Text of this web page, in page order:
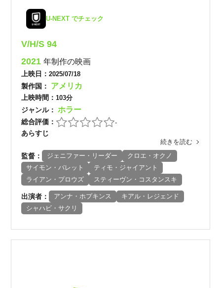
U-NEXT でチェック
V/H/S 94
2021年制作の映画
上映日：2025/07/18
製作国： アメリカ
上映時間： 103分
ジャンル：ホラー
総合評価： -
あらすじ
続きを読む
監督： ジェニファー・リーダー
クロエ・オクノ
サイモン・バレット
ティモ・ジャイアント
ライアン・プロウズ
スティーヴン・コスタンスキ
出演者： アンナ・ホプキンス
キアル・レジェンド
シャハビ・サクリ